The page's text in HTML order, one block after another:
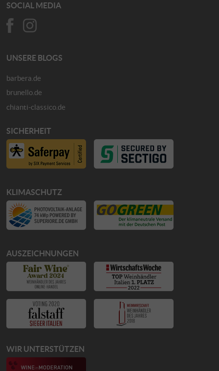
SOCIAL MEDIA
UNSERE BLOGS
barbera.de
brunello.de
chianti-classico.de
SICHERHEIT
KLIMASCHUTZ
AUSZEICHNUNGEN
WIR UNTERSTÜTZEN